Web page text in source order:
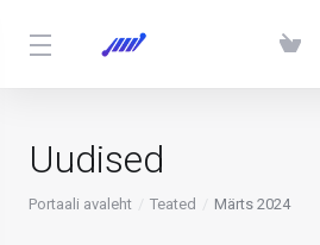
Uudised
Portaali avaleht Teated Märts 2024